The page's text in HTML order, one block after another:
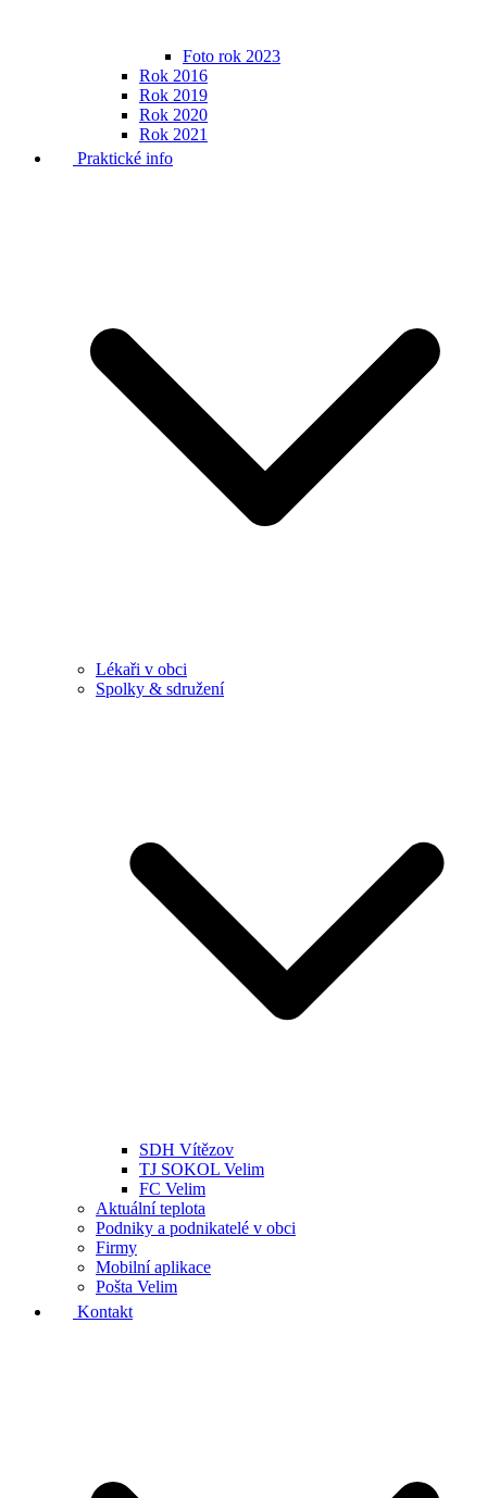
Foto rok 2023
Rok 2016
Rok 2019
Rok 2020
Rok 2021
Praktické info
Lékaři v obci
Spolky & sdružení
SDH Vítězov
TJ SOKOL Velim
FC Velim
Aktuální teplota
Podniky a podnikatelé v obci
Firmy
Mobilní aplikace
Pošta Velim
Kontakt